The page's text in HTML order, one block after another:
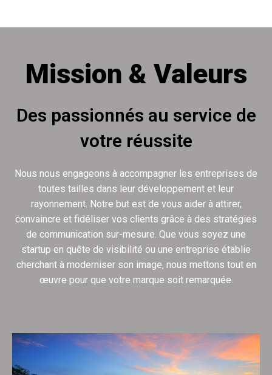
Mission & Valeurs
Des passionnés au service de
votre réussite
Nous nous engageons à accompagner les entreprises de
toutes tailles dans leur développement et leur
rayonnement. Notre but est de vous aider à attirer,
convaincre et fidéliser vos clients grâce à des stratégies
de communication sur-mesure. Que vous soyez une
startup en quête de visibilité ou une entreprise établie
cherchant à moderniser son image, nous mettons tout en
œuvre pour que votre marque soit remarquée.